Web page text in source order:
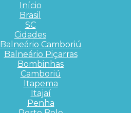
Início
Brasil
SC
Cidades
Balneário Camboriú
Balneário Piçarras
Bombinhas
Camboriú
Itapema
Itajaí
Penha